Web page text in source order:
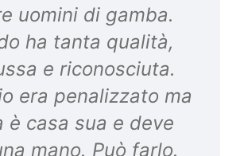
uomini di gamba.
ha tanta qualità,
e riconosciuta.
era penalizzato ma
è casa sua e deve
mano. Può farlo.